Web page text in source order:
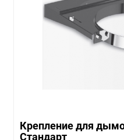
Крепление для
Стандарт